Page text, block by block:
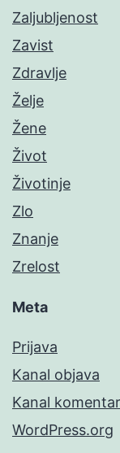
Zaljubljenost
Zavist
Zdravlje
Želje
Žene
Život
Životinje
Zlo
Znanje
Zrelost
Meta
Prijava
Kanal objava
Kanal
WordPress.org